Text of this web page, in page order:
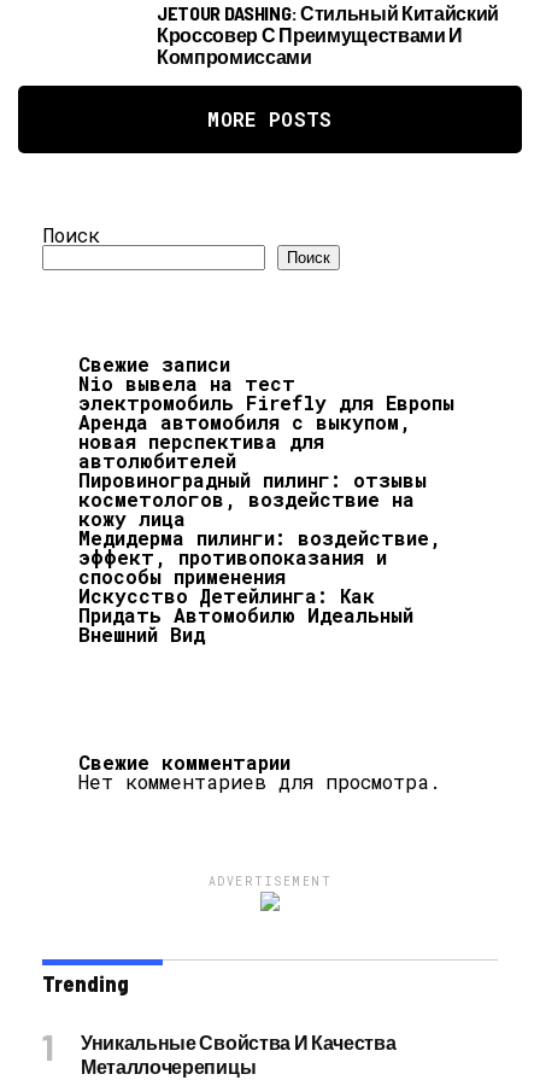
JETOUR DASHING: Стильный Китайский
Кроссовер С Преимуществами И
Компромиссами
MORE POSTS
Поиск
Поиск
Свежие записи
Nio вывела на тест
электромобиль Firefly для Европы
Аренда автомобиля с выкупом,
новая перспектива для
автолюбителей
Пировиноградный пилинг: отзывы
косметологов, воздействие на
кожу лица
Медидерма пилинги: воздействие,
эффект, противопоказания и
способы применения
Искусство Детейлинга: Как
Придать Автомобилю Идеальный
Внешний Вид
Свежие комментарии
Нет комментариев для просмотра.
ADVERTISEMENT
Trending
Уникальные Свойства И Качества
Металлочерепицы